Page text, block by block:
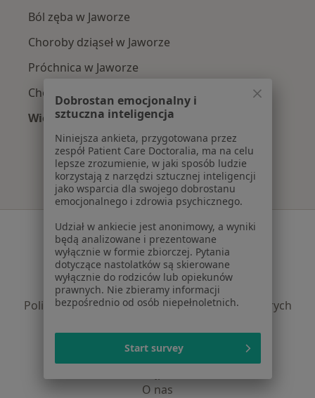
Ból zęba w Jaworze
Choroby dziąseł w Jaworze
Próchnica w Jaworze
Choroby miazgi w Jaworze
Więcej (14)
Więcej w kategorii: Najczęście leczone
Serwis
Regulamin
Polityka prywatności pacjentów
Polityka prywatności profesjonalistów
Polityka prywatności dla profesjonalistów, których
Jak działają wyniki wyszukiwania
O nas
Dobrostan emocjonalny i
sztuczna inteligencja
Niniejsza ankieta, przygotowana przez
zespół Patient Care Doctoralia, ma na celu
lepsze zrozumienie, w jaki sposób ludzie
korzystają z narzędzi sztucznej inteligencji
jako wsparcia dla swojego dobrostanu
emocjonalnego i zdrowia psychicznego.
Udział w ankiecie jest anonimowy, a wyniki
będą analizowane i prezentowane
wyłącznie w formie zbiorczej. Pytania
dotyczące nastolatków są skierowane
wyłącznie do rodziców lub opiekunów
prawnych. Nie zbieramy informacji
bezpośrednio od osób niepełnoletnich.
Start survey